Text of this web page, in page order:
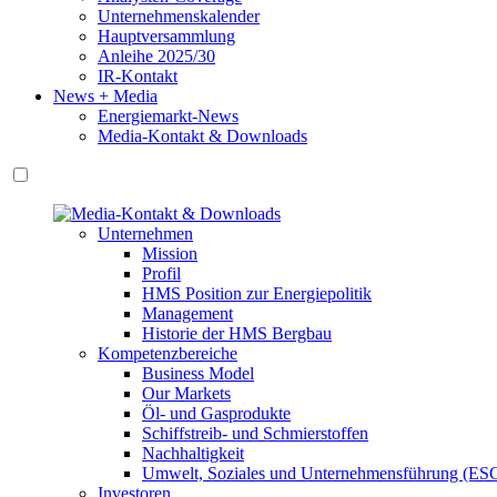
Unternehmenskalender
Hauptversammlung
Anleihe 2025/30
IR-Kontakt
News + Media
Energiemarkt-News
Media-Kontakt & Downloads
Unternehmen
Mission
Profil
HMS Position zur Energiepolitik
Management
Historie der HMS Bergbau
Kompetenzbereiche
Business Model
Our Markets
Öl- und Gasprodukte
Schiffstreib- und Schmierstoffen
Nachhaltigkeit
Umwelt, Soziales und Unternehmensführung
Investoren